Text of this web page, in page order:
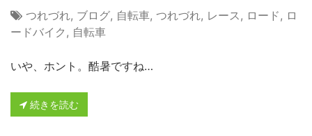
つれづれ, ブログ, 自転車, つれづれ, レース, ロード, ロ
ードバイク , 自転車
いや、ホント。酷暑ですね…
続きを読む